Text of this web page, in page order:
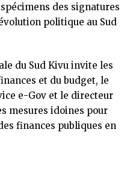
des signatures
politique au Sud
du Sud Kivu invite les
et du budget, le
e-Gov et le directeur
mesures idoines pour
finances publiques en